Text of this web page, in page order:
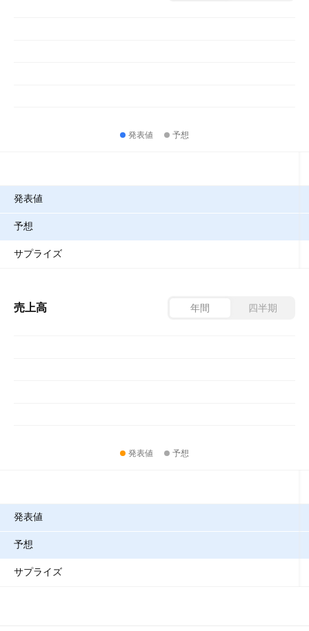
発表値 予想
発表値
予想
サプライズ
売上高 年間 四半期
発表値 予想
発表値
予想
サプライズ